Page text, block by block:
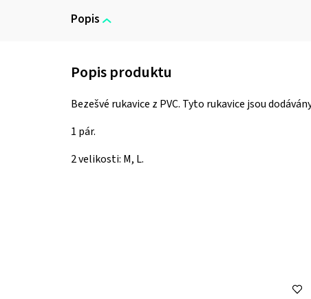
Popis
Bezešvé rukavice z PVC. Tyto rukavice jsou
1 pár.
2 velikosti: M, L.